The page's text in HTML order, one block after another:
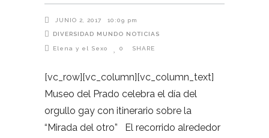
JUNIO 2, 2017 10:09 pm
DIVERSIDAD MUNDO NOTICIAS
Elena y el Sexo 0 SHARE
[vc_row][vc_column][vc_column_text]
Museo del Prado celebra el día del
orgullo gay con itinerario sobre la
“Mirada del otro” El recorrido alrededor